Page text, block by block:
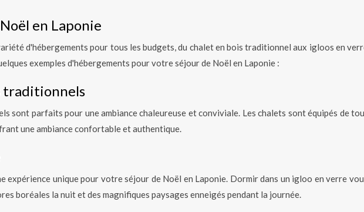
en Laponie
d'hébergements pour tous les budgets, du chalet en bois traditionnel aux igloos en
exemples d'hébergements pour votre séjour de Noël en Laponie :
traditionnels
sont parfaits pour une ambiance chaleureuse et conviviale. Les chalets sont équipés de
une ambiance confortable et authentique.
expérience unique pour votre séjour de Noël en Laponie. Dormir dans un igloo en verre
boréales la nuit et des magnifiques paysages enneigés pendant la journée.